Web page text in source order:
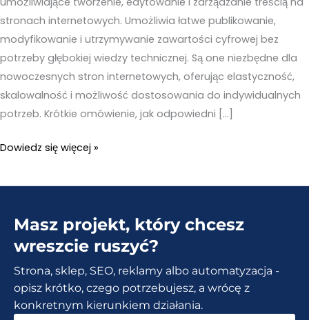
stronach internetowych. Umożliwia łatwe publikowanie,
modyfikowanie i utrzymywanie zawartości cyfrowej bez
potrzeby głębokiej wiedzy technicznej. Są one niezbędne dla
nowoczesnych stron internetowych, oferując elastyczność,
skalowalność i możliwość dostosowania do indywidualnych
potrzeb. Krótkie omówienie, jak odpowiedni […]
Przewodnik
wyborze
CMS
dla
strony
internetowej
Dowiedz się więcej »
Masz projekt, który chcesz
wreszcie ruszyć?
Strona, sklep, SEO, reklamy albo automatyzacja -
opisz krótko, czego potrzebujesz, a wrócę z
konkretnym kierunkiem działania.